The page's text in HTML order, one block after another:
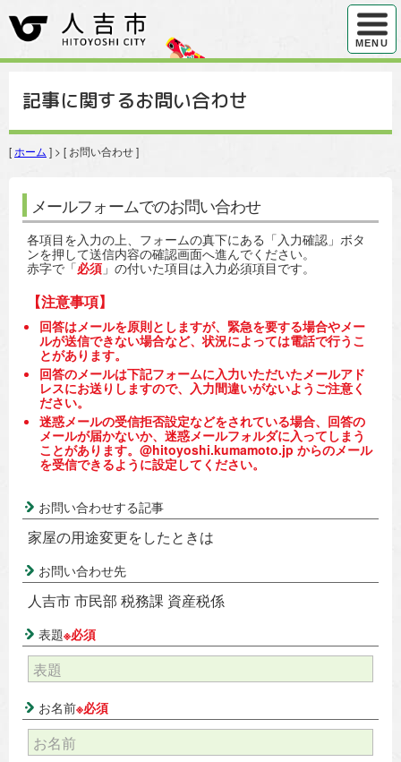
ハンバ
MENU
記事に関するお問い合わせ
[ ホーム ] > [ お問い合わせ ]
メールフォームでのお問い合わせ
各項目を入力の上、フォームの真下にある「入力確認」ボタ
ンを押して送信内容の確認画面へ進んでください。
赤字で「必須 」の付いた項目は入力必須項目です。
【注意事項】
回答はメールを原則としますが、緊急を要する場合やメー
ルが送信できない場合など、状況によっては電話で行うこ
とがあります。
回答のメールは下記フォームに入力いただいたメールアド
レスにお送りしますので、入力間違いがないようご注意く
ださい。
迷惑メールの受信拒否設定などをされている場合、回答の
メールが届かないか、迷惑メールフォルダに入ってしまう
ことがあります。@hitoyoshi.kumamoto.jp からのメール
を受信できるように設定してください。
お問い合わせする記事
家屋の用途変更をしたときは
お問い合わせ先
人吉市 市民部 税務課 資産税係
表題※必須
お名前※必須